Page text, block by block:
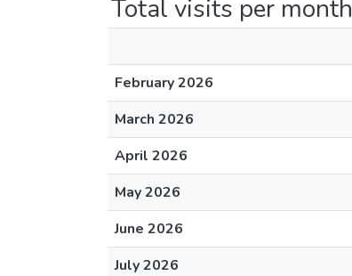
Total visits per month
February 2026
March 2026
April 2026
May 2026
June 2026
July 2026